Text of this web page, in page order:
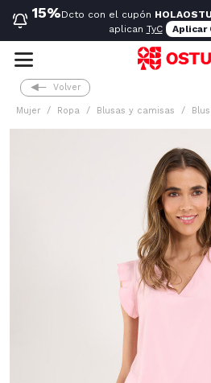
15%Dcto con el cupón HOLAOSTU
aplican TyC Aplicar
Volver
Mujer Ropa Blusas y camisas